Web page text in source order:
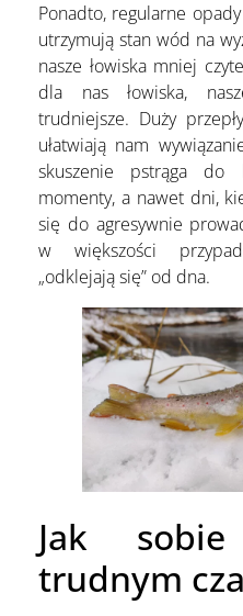
Ponadto, regularne
utrzymują stan wód na
nasze łowiska mniej
dla nas łowiska,
trudniejsze. Duży
ułatwiają nam
skuszenie pstrąga do
momenty, a nawet dni,
się do agresywnie
w większości
„odklejają się” od dna.
Jak
trudnym